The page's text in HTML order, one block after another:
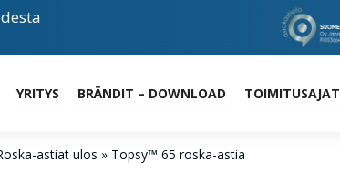
YRITYS BRÄNDIT – DOWNLOAD TOIMITUSAJAT
astiat ulos » Topsy™ 65 roska-astia